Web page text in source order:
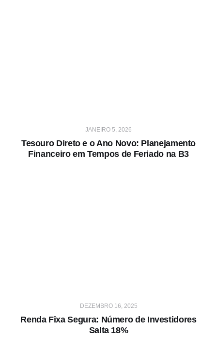
JANEIRO 5, 2026
Tesouro Direto e o Ano Novo: Planejamento
Financeiro em Tempos de Feriado na B3
DEZEMBRO 16, 2025
Renda Fixa Segura: Número de Investidores
Salta 18%